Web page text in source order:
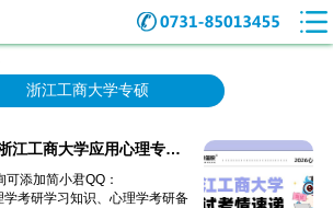
浙江工商大学专硕
大学应用心理专硕复试考情速递
添加简小君QQ：
考研学习知识、心理学考研备